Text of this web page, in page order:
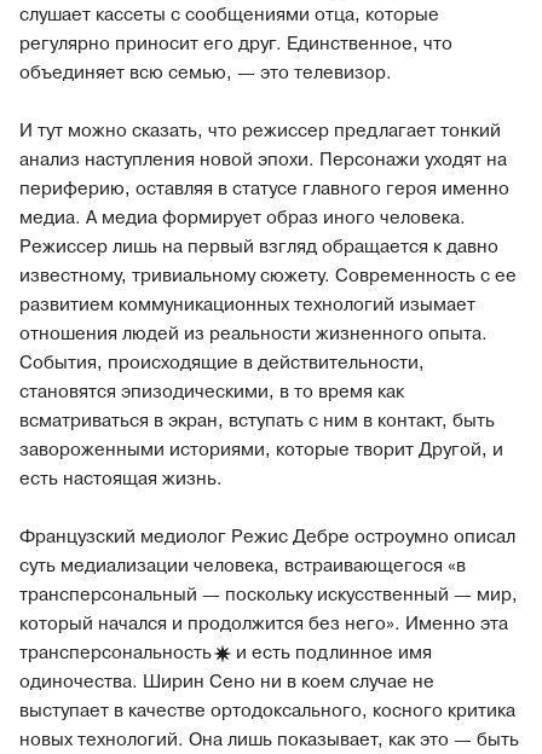
слушает кассеты с сообщениями отца, которые
регулярно приносит его друг. Единственное, что
объединяет всю семью, — это телевизор.
И тут можно сказать, что режиссер предлагает тонкий
анализ наступления новой эпохи. Персонажи уходят на
периферию, оставляя в статусе главного героя именно
медиа. А медиа формирует образ иного человека.
Режиссер лишь на первый взгляд обращается к давно
известному, тривиальному сюжету. Современность с ее
развитием коммуникационных технологий изымает
отношения людей из реальности жизненного опыта.
События, происходящие в действительности,
становятся эпизодическими, в то время как
всматриваться в экран, вступать с ним в контакт, быть
завороженными историями, которые творит Другой, и
есть настоящая жизнь.
Французский медиолог Режис Дебре остроумно описал
суть медиализации человека, встраивающегося «в
трансперсональный — поскольку искусственный — мир,
который начался и продолжится без него». Именно эта
трансперсональность
и есть подлинное имя
одиночества. Ширин Сено ни в коем случае не
выступает в качестве ортодоксального, косного критика
новых технологий. Она лишь показывает, как это — быть